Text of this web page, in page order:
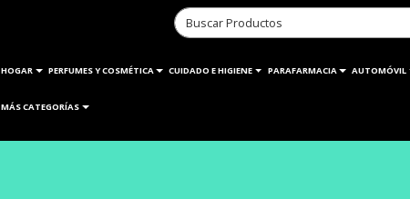
HOGAR PERFUMES Y COSMÉTICA CUIDADO E HIGIENE PARAFARMACIA AUTOMÓVIL
MÁS CATEGORÍAS